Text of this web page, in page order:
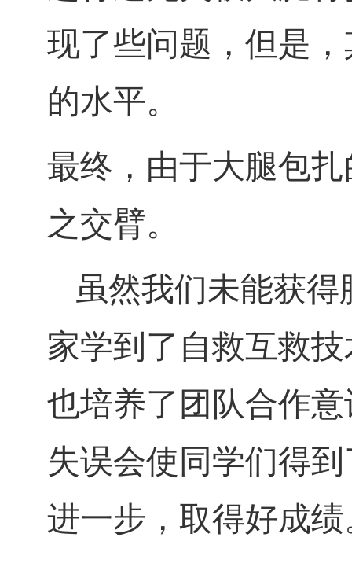
现了些问题，但是
的水平。
最终，由于大腿包
之交臂。
虽然我们未能获
家学到了自救互救
也培养了团队合作
失误会使同学们得
进一步，取得好成绩